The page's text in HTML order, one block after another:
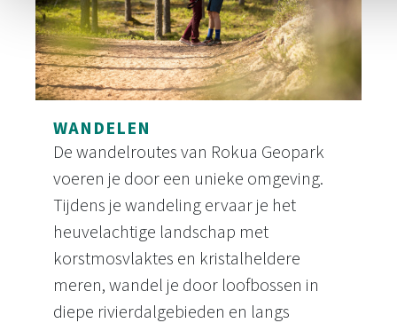
WANDELEN
De wandelroutes van Rokua Geopark
voeren je door een unieke omgeving.
Tijdens je wandeling ervaar je het
heuvelachtige landschap met
korstmosvlaktes en kristalheldere
meren, wandel je door loofbossen in
diepe rivierdalgebieden en langs